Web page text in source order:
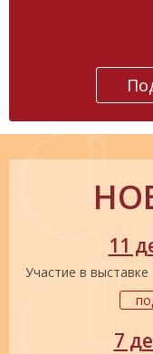
11
Участие в
7